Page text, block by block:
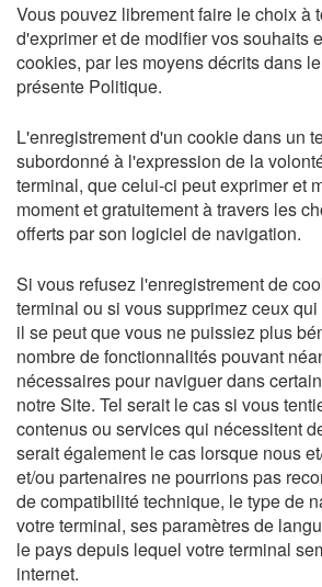
Vous pouvez librement faire le choix à
d'exprimer et de modifier vos souhaits
cookies, par les moyens décrits dans
présente Politique.
L'enregistrement d'un cookie dans un
subordonné à l'expression de la
terminal, que celui-ci peut exprimer et
moment et gratuitement à travers les
offerts par son logiciel de navigation.
Si vous refusez l'enregistrement de
terminal ou si vous supprimez ceux
il se peut que vous ne puissiez plus
nombre de fonctionnalités pouvant
nécessaires pour naviguer dans
notre Site. Tel serait le cas si vous
contenus ou services qui nécessitent
serait également le cas lorsque nous
et/ou partenaires ne pourrions pas
de compatibilité technique, le type de
votre terminal, ses paramètres de
le pays depuis lequel votre terminal
internet.